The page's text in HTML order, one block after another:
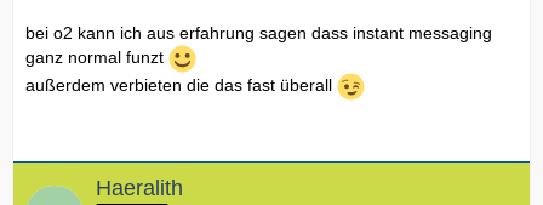
bei o2 kann ich aus erfahrung sagen dass instant messaging
ganz normal funzt
außerdem verbieten die das fast überall
Haeralith